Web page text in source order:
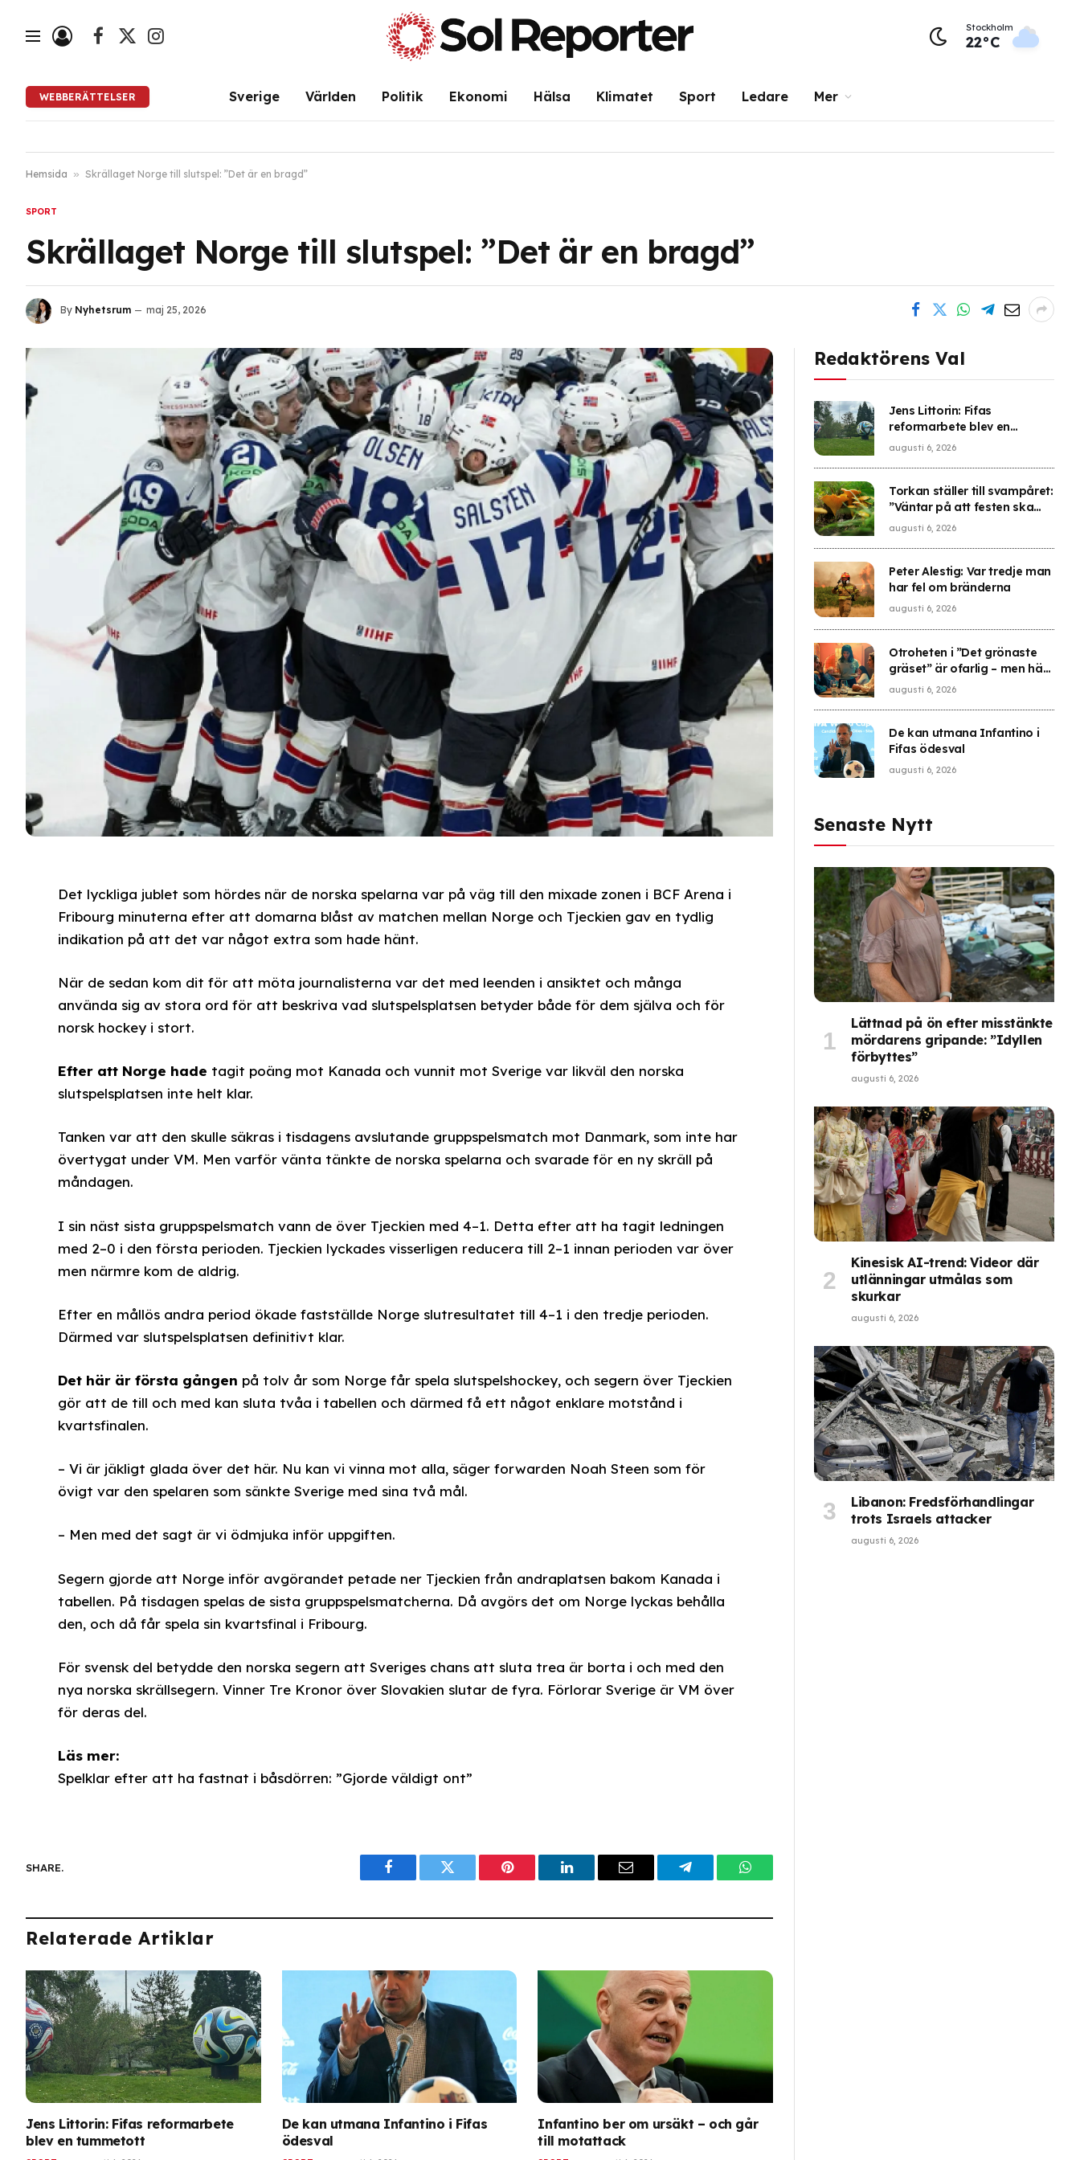
Facebook
X
Instagram
Stockholm
22°C
WEBBERÄTTELSER Sverige Världen Politik Ekonomi Hälsa Klimatet Sport Ledare Mer
Hemsida » Skrällaget Norge till slutspel: ”Det är en bragd”
SPORT
Skrällaget Norge till slutspel: ”Det är en bragd”
By Nyhetsrum maj 25, 2026
Det lyckliga jublet som hördes när de norska spelarna var på väg till den mixade zonen i BCF Arena i
Fribourg minuterna efter att domarna blåst av matchen mellan Norge och Tjeckien gav en tydlig
indikation på att det var något extra som hade hänt.
När de sedan kom dit för att möta journalisterna var det med leenden i ansiktet och många
använda sig av stora ord för att beskriva vad slutspelsplatsen betyder både för dem själva och för
norsk hockey i stort.
Efter att Norge hade tagit poäng mot Kanada och vunnit mot Sverige var likväl den norska
slutspelsplatsen inte helt klar.
Tanken var att den skulle säkras i tisdagens avslutande gruppspelsmatch mot Danmark, som inte har
övertygat under VM. Men varför vänta tänkte de norska spelarna och svarade för en ny skräll på
måndagen.
I sin näst sista gruppspelsmatch vann de över Tjeckien med 4–1. Detta efter att ha tagit ledningen
med 2–0 i den första perioden. Tjeckien lyckades visserligen reducera till 2–1 innan perioden var över
men närmre kom de aldrig.
Efter en mållös andra period ökade fastställde Norge slutresultatet till 4–1 i den tredje perioden.
Därmed var slutspelsplatsen definitivt klar.
Det här är första gången på tolv år som Norge får spela slutspelshockey, och segern över Tjeckien
gör att de till och med kan sluta tvåa i tabellen och därmed få ett något enklare motstånd i
kvartsfinalen.
– Vi är jäkligt glada över det här. Nu kan vi vinna mot alla, säger forwarden Noah Steen som för
övigt var den spelaren som sänkte Sverige med sina två mål.
– Men med det sagt är vi ödmjuka inför uppgiften.
Segern gjorde att Norge inför avgörandet petade ner Tjeckien från andraplatsen bakom Kanada i
tabellen. På tisdagen spelas de sista gruppspelsmatcherna. Då avgörs det om Norge lyckas behålla
den, och då får spela sin kvartsfinal i Fribourg.
För svensk del betydde den norska segern att Sveriges chans att sluta trea är borta i och med den
nya norska skrällsegern. Vinner Tre Kronor över Slovakien slutar de fyra. Förlorar Sverige är VM över
för deras del.
Läs mer:
Spelklar efter att ha fastnat i båsdörren: ”Gjorde väldigt ont”
SHARE.
FacebookTwitter PinterestLinkedInEmail TelegramWhatsApp
Relaterade Artiklar
Jens Littorin: Fifas reformarbete
blev en tummetott
De kan utmana Infantino i Fifas
ödesval
Infantino ber om ursäkt – och går
till motattack
Redaktörens Val
Jens Littorin: Fifas
reformarbete blev en
tummetott
augusti 6, 2026
Torkan ställer till svampåret:
”Väntar på att festen ska
börja”
augusti 6, 2026
Peter Alestig: Var tredje man
har fel om bränderna
augusti 6, 2026
Otroheten i ”Det grönaste
gräset” är ofarlig – men här
finns hinkvis med charm
augusti 6, 2026
De kan utmana Infantino i
Fifas ödesval
augusti 6, 2026
Senaste Nytt
Lättnad på ön efter misstänkte
mördarens gripande: ”Idyllen
förbyttes”
augusti 6, 2026
Kinesisk AI-trend: Videor där
utlänningar utmålas som
skurkar
augusti 6, 2026
Libanon: Fredsförhandlingar
trots Israels attacker
augusti 6, 2026